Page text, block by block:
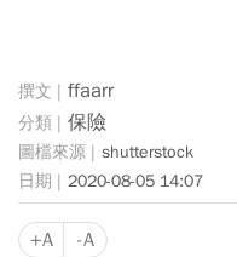
ffaarr
保險
shutterstock
2020-08-05 14:07
+A -A